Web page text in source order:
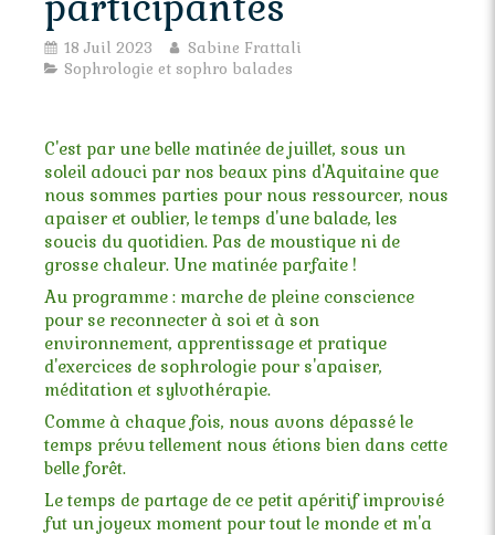
18 Juil 2023
Sabine Frattali
Sophrologie et sophro balades
C'est par une belle matinée de juillet, sous un
soleil adouci par nos beaux pins d'Aquitaine que
nous sommes parties pour nous ressourcer, nous
apaiser et oublier, le temps d'une balade, les
soucis du quotidien. Pas de moustique ni de
grosse chaleur. Une matinée parfaite !
Au programme : marche de pleine conscience
pour se reconnecter à soi et à son
environnement, apprentissage et pratique
d'exercices de sophrologie pour s'apaiser,
méditation et sylvothérapie.
Comme à chaque fois, nous avons dépassé le
temps prévu tellement nous étions bien dans cette
belle forêt.
Le temps de partage de ce petit apéritif improvisé
fut un joyeux moment pour tout le monde et m'a